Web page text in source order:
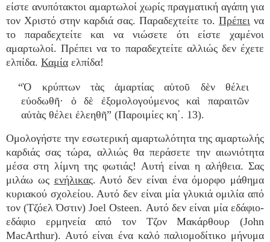
είστε ανυπότακτοι αμαρτωλοί χωρίς πραγματική αγάπη για
τον Χριστό στην καρδιά σας. Παραδεχτείτε το. Πρέπει να
το παραδεχτείτε και να νιώσετε ότι είστε χαμένοι
αμαρτωλοί. Πρέπει να το παραδεχτείτε αλλιώς δεν έχετε
ελπίδα. Καμία ελπίδα!
“Ὁ κρύπτων τὰς ἁμαρτίας αὑτοῦ δὲν θέλει
εὐοδωθῆ· ὁ δὲ ἐξομολογούμενος καὶ παραιτῶν
αὐτὰς θέλει ἐλεηθῆ” (Παροιμίες κη΄. 13).
Ομολογήστε την εσωτερική αμαρτωλότητα της αμαρτωλής
καρδιάς σας τώρα, αλλιώς θα περάσετε την αιωνιότητα
μέσα στη λίμνη της φωτιάς! Αυτή είναι η αλήθεια. Σας
μιλάω ως ενήλικας. Αυτό δεν είναι ένα όμορφο μάθημα
κυριακού σχολείου. Αυτό δεν είναι μία γλυκιά ομιλία από
τον (Τζόελ Όστιν) Joel Osteen. Αυτό δεν είναι μία εδάφιο-
εδάφιο ερμηνεία από τον Τζον Μακάρθουρ (John
MacArthur). Αυτό είναι ένα καλό παλιομοδίτικο μήνυμα